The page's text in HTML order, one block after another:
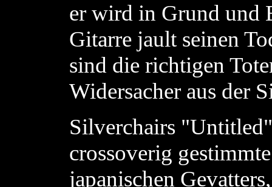
er wird in Grund und
Gitarre jault seinen
sind die richtigen
Widersacher aus der
Silverchairs
crossoverig
japanischen